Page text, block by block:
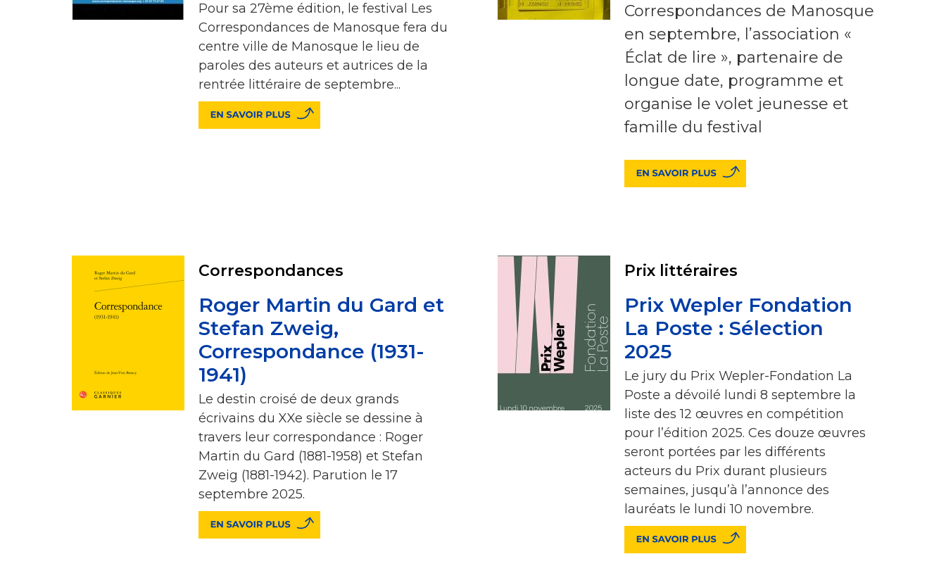
Pour sa 27ème édition, le festival Les
Correspondances de Manosque fera du
centre ville de Manosque le lieu de
paroles des auteurs et autrices de la
rentrée littéraire de septembre...
Correspondances de Manosque
en septembre, l’association «
Éclat de lire », partenaire de
longue date, programme et
organise le volet jeunesse et
famille du festival
Correspondances
Roger Martin du Gard et
Stefan Zweig,
Correspondance (1931-
1941)
Le destin croisé de deux grands
écrivains du XXe siècle se dessine à
travers leur correspondance : Roger
Martin du Gard (1881-1958) et Stefan
Zweig (1881-1942). Parution le 17
septembre 2025.
Prix littéraires
Prix Wepler Fondation
La Poste : Sélection
2025
Le jury du Prix Wepler-Fondation La
Poste a dévoilé lundi 8 septembre la
liste des 12 œuvres en compétition
pour l’édition 2025. Ces douze œuvres
seront portées par les différents
acteurs du Prix durant plusieurs
semaines, jusqu’à l’annonce des
lauréats le lundi 10 novembre.